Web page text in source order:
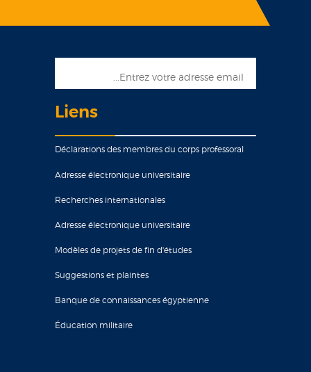
Liens
Déclarations des membres du corps professoral
Adresse électronique universitaire
Recherches internationales
Adresse électronique universitaire
Modèles de projets de fin d'études
Suggestions et plaintes
Banque de connaissances égyptienne
Éducation militaire